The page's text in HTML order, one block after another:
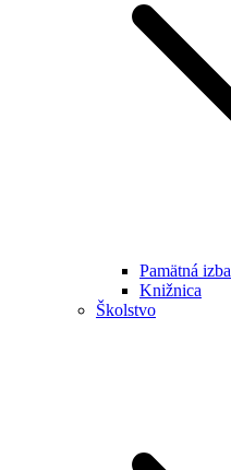
Pamätná izba
Knižnica
Školstvo